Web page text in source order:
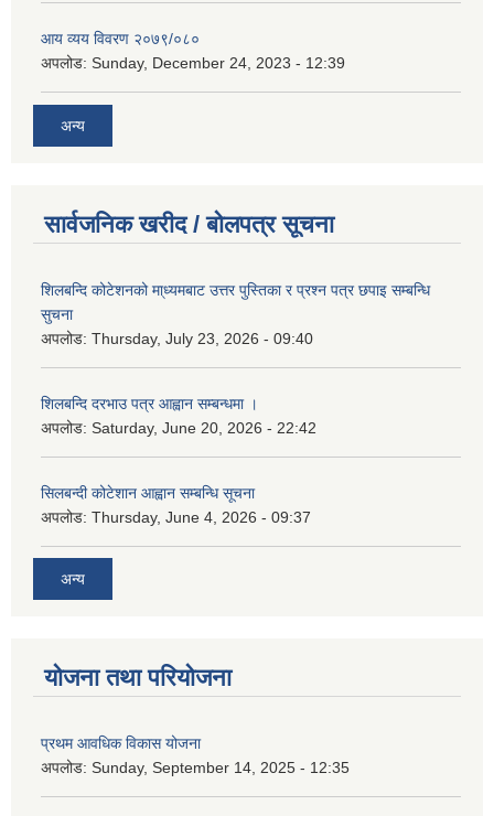
आय व्यय विवरण २०७९/०८०
अपलोड: Sunday, December 24, 2023 - 12:39
अन्य
सार्वजनिक खरीद / बोलपत्र सूचना
शिलबन्दि कोटेशनको मा्ध्यमबाट उत्तर पुस्तिका र प्रश्न पत्र छपाइ सम्बन्धि
सुचना
अपलोड: Thursday, July 23, 2026 - 09:40
शिलबन्दि दरभाउ पत्र आह्वान सम्बन्धमा ।
अपलोड: Saturday, June 20, 2026 - 22:42
सिलबन्दी कोटेशान आह्वान सम्बन्धि सूचना
अपलोड: Thursday, June 4, 2026 - 09:37
अन्य
योजना तथा परियोजना
प्रथम आवधिक विकास योजना
अपलोड: Sunday, September 14, 2025 - 12:35